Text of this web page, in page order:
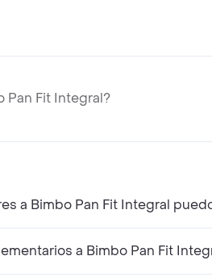
Pan Fit Integral?
a Bimbo Pan Fit Integral
a Bimbo Pan Fit